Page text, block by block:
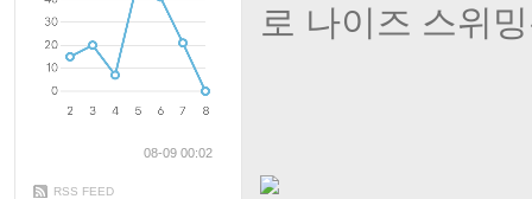
08-09 00:02
RSS FEED
로 나이즈 스위